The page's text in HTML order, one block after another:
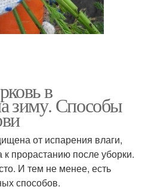
в
зиму. Способы
от испарения влаги,
к прорастанию после уборки.
И тем не менее, есть
способов.